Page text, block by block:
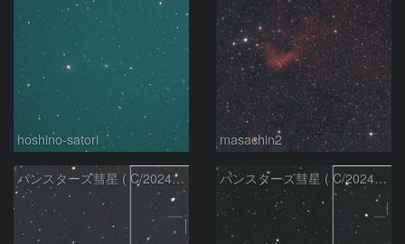
hoshino-satori masachin2
パンスターズ彗星 ( C/2024R4 )：2026/06/28 パンスターズ彗星 ( C/2024G4 )の予報位置：2026/06/23